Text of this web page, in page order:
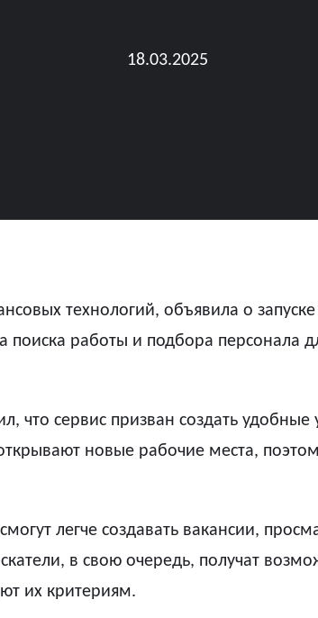
18.03.2025
технологий, объявила о
работы и подбора персонала
что сервис призван создать
новые рабочие места,
легче создавать вакансии,
в свою очередь, получат
их критериям.